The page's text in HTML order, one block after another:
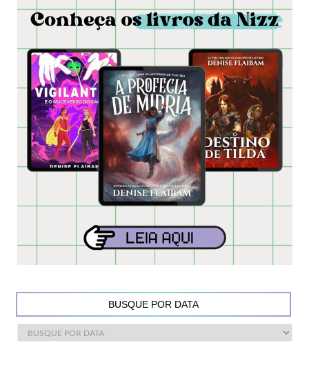
BUSQUE POR DATA